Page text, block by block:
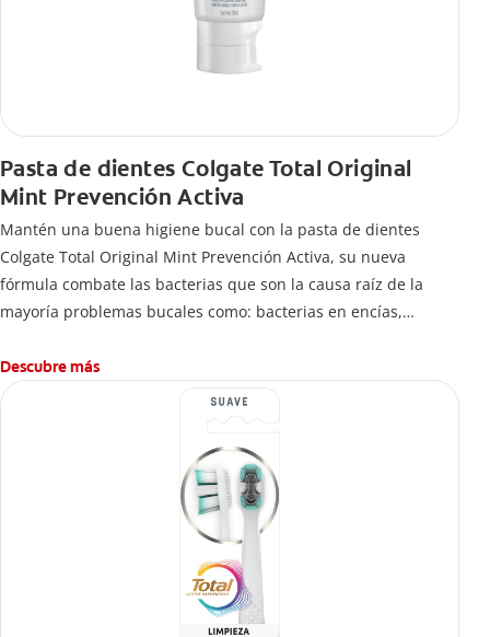
Pasta de dientes Colgate Total Original
Mint Prevención Activa
Mantén una buena higiene bucal con la pasta de dientes
Colgate Total Original Mint Prevención Activa, su nueva
fórmula combate las bacterias que son la causa raíz de la
mayoría problemas bucales como: bacterias en encías,
caries.
Descubre más